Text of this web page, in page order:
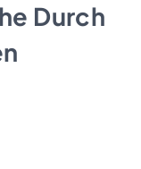
Durch